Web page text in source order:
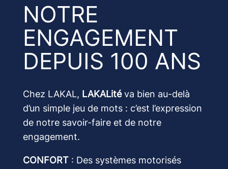
NOTRE
ENGAGEMENT
DEPUIS 100 ANS
Chez LAKAL, LAKALitéva bien au-delà
d’un simple jeu de mots : c’est l’expression
de notre savoir-faire et de notre
engagement.
CONFORT: Des systèmes motorisés